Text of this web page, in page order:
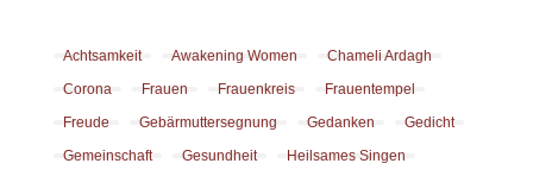
Achtsamkeit Awakening Women
Chameli Ardagh
Corona
Frauen Frauenkreis
Frauentempel
Freude
Gebärmuttersegnung Gedanken
Gedicht
Gemeinschaft
Gesundheit
Heilsames Singen